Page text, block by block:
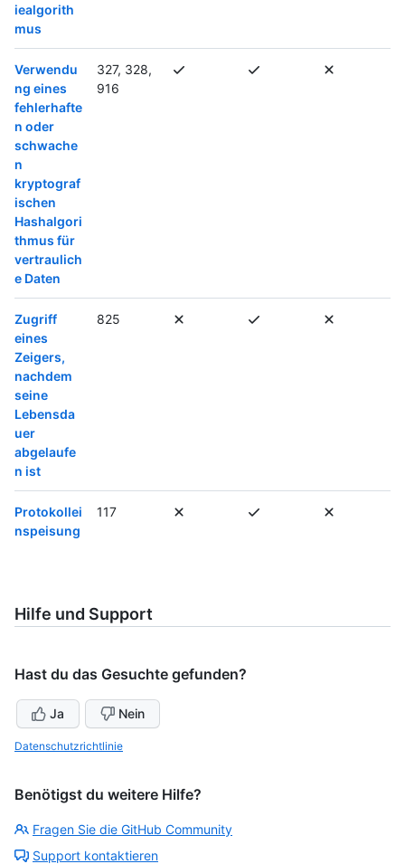
iealgorith
mus
Verwendu
ng eines
fehlerhafte
n oder
schwache
n
kryptograf
ischen
Hashalgori
thmus für
vertraulich
e Daten
327, 328,
916
Zugriff
eines
Zeigers,
nachdem
seine
Lebensda
uer
abgelaufe
n ist
825
Protokollei
nspeisung
117
Hilfe und Support
Hast du das Gesuchte gefunden?
Ja Nein
Datenschutzrichtlinie
Benötigst du weitere Hilfe?
Fragen Sie die GitHub Community
Support kontaktieren